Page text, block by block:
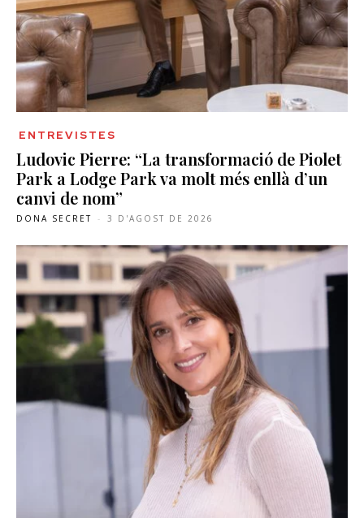
ENTREVISTES
Ludovic Pierre: “La transformació de Piolet
Park a Lodge Park va molt més enllà d’un
canvi de nom”
DONA SECRET - 3 D'AGOST DE 2026